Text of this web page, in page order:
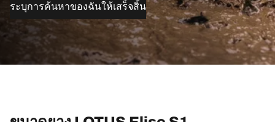
ระบุการค้นหาของฉันให้เสร็จสิ้น